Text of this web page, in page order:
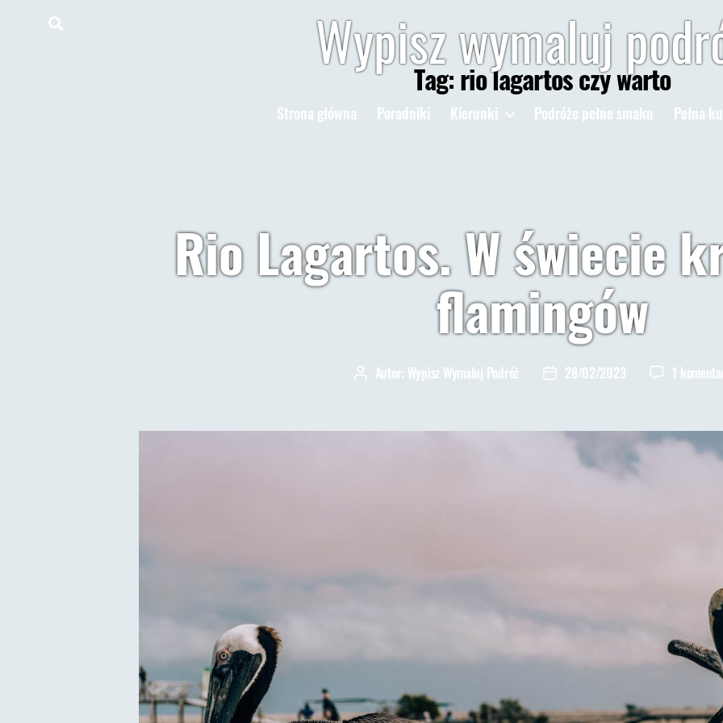
Wypisz wymaluj
Strona główna Poradniki Kierunki Podróże pełne smaku Pełna
Tag:rio lagartos czy warto
Rio Lagartos. W świecie
flamingów
AutorAutor: Wypisz Wymaluj Podróż
Data28/02/2023 1